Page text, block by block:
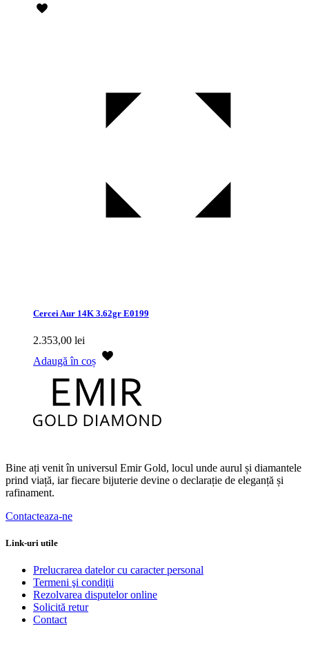
Cercei Aur 14K 3.62gr E0199
2.353,00 lei
Adaugă în coș
Bine ați venit în universul Emir Gold, locul unde aurul și diamantele
prind viață, iar fiecare bijuterie devine o declarație de eleganță și
rafinament.
Contacteaza-ne
Link-uri utile
Prelucrarea datelor cu caracter personal
Termeni şi condiţii
Rezolvarea disputelor online
Solicită retur
Contact